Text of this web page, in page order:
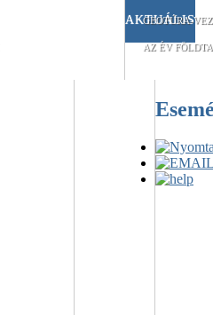
AKTUÁLIS
GEOTÚRA-
AZ ÉV